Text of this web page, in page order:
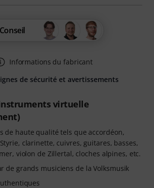
virtuelle
de haute qualité tels que accordéon,
clarinette, cuivres, guitares, basses,
violon de Zillertal, cloches alpines, etc.
de grands musiciens de la Volksmusik
Conseil
Informations du fabricant
de sécurité et avertissements